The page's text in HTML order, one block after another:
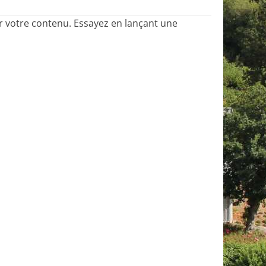
contenu. Essayez en lançant une